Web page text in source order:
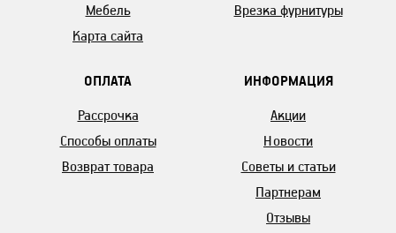
Мебель
Карта сайта
Врезка фурнитуры
ОПЛАТА
Рассрочка
Способы оплаты
Возврат товара
ИНФОРМАЦИЯ
Акции
Новости
Советы и статьи
Партнерам
Отзывы